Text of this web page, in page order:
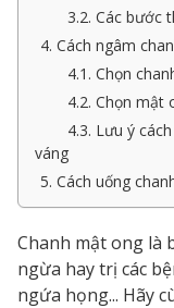
3.2. Các bước
4. Cách ngâm
4.1. Chọn
4.2. Chọn mật
4.3. Lưu ý
váng
5. Cách uống
Chanh mật ong là
ngừa hay trị các
ngứa họng... Hãy